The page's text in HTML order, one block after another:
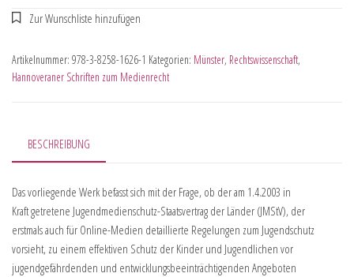
Artikelnummer: 978-3-8258-1626-1 Kategorien: Münster, Rechtswissenschaft,
Hannoveraner Schriften zum Medienrecht
BESCHREIBUNG
Das vorliegende Werk befasst sich mit der Frage, ob der am 1.4.2003 in
Kraft getretene Jugendmedienschutz-Staatsvertrag der Länder (JMStV), der
erstmals auch für Online-Medien detaillierte Regelungen zum Jugendschutz
vorsieht, zu einem effektiven Schutz der Kinder und Jugendlichen vor
jugendgefährdenden und entwicklungsbeeinträchtigenden Angeboten